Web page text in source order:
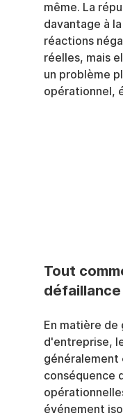
même. La
davantage à
réactions
réelles, mais
un problème
opérationnel,
Tout
En matière de
d'entreprise,
généralement
conséquence
événement